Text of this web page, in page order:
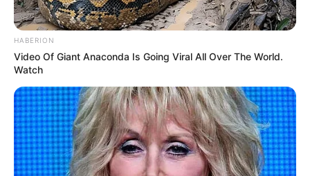
HABERION
Video Of Giant Anaconda Is Going Viral All Over The World.
Watch